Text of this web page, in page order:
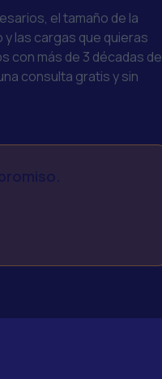
el tamaño de la
las cargas que quieras
más de 3 décadas de
consulta gratis y sin